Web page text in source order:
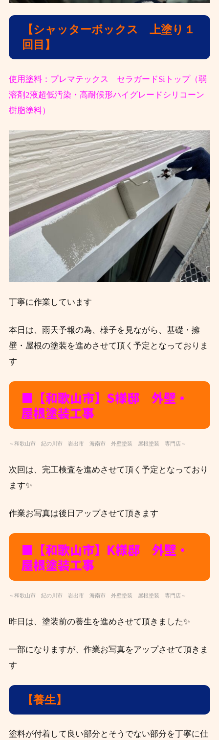
【シャッターボックス 上塗り１
回目 】
使用塗料：プレマテックス セラガードSiトップ（弱
溶剤2液超低汚染・高耐候形ハイグレードシリコーン
樹脂塗料）
丁寧に作業しています
本日は、雨天予報の為、様子を見ながら、基礎・擁
壁・屋根の塗装を進めさせて頂く予定となっておりま
す
■【和歌山市】S様邸 外壁・
屋根塗装工事
～和歌山市 紀の川市 岩出市 海南市 外壁塗装 屋根塗装 専門店～
次回は、完工検査を進めさせて頂く予定となっており
ます✨
作業お写真は後日アップさせて頂きます
■【和歌山市】K様邸 外壁・
屋根塗装工事
～和歌山市 紀の川市 岩出市 海南市 外壁塗装 屋根塗装 専門店～
昨日は、 塗装前の養生を進めさせて頂きました✨
一部になりますが、作業お写真をアップさせて頂きま
す
【養生】
塗料が付着して良い部分とそうでない部分を丁寧に仕